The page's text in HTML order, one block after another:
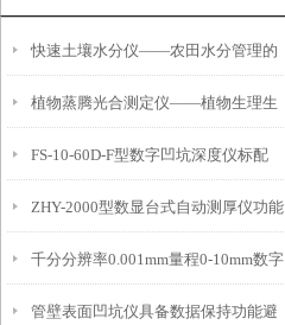
快速土壤水分仪——农田水分管理的
便携式检测工具
植物蒸腾光合测定仪——植物生理生
态的实时监测设备
FS-10-60D-F型数字凹坑深度仪标配
IP54级表头分辨率0.01mm量程
10mm！
ZHY-2000型数显台式自动测厚仪功能
特点
千分分辨率0.001mm量程0-10mm数字
埋头度仪技术参数！
管壁表面凹坑仪具备数据保持功能避